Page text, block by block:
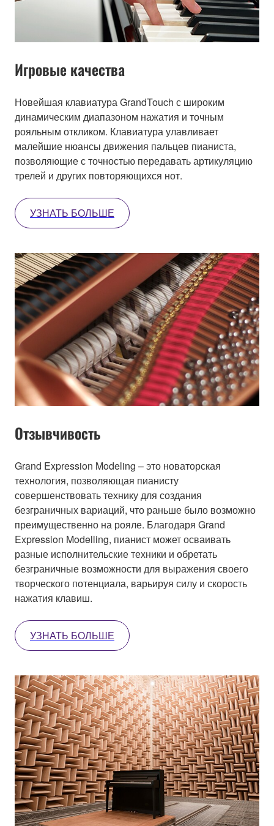
Игровые качества
Новейшая клавиатура GrandTouch с широким
динамическим диапазоном нажатия и точным
рояльным откликом. Клавиатура улавливает
малейшие нюансы движения пальцев пианиста,
позволяющие с точностью передавать артикуляцию
трелей и других повторяющихся нот.
УЗНАТЬ БОЛЬШЕ
Отзывчивость
Grand Expression Modeling – это новаторская
технология, позволяющая пианисту
совершенствовать технику для создания
безграничных вариаций, что раньше было возможно
преимущественно на рояле. Благодаря Grand
Expression Modelling, пианист может осваивать
разные исполнительские техники и обретать
безграничные возможности для выражения своего
творческого потенциала, варьируя силу и скорость
нажатия клавиш.
УЗНАТЬ БОЛЬШЕ